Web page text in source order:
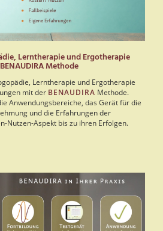
Lerntherapie und Ergotherapie
Methode
Lerntherapie und Ergotherapie
mit der BENAUDIRA Methode.
Anwendungsbereiche, das Gerät für die
und die Erfahrungen der
Nutzen-Aspekt bis zu ihren Erfolgen.